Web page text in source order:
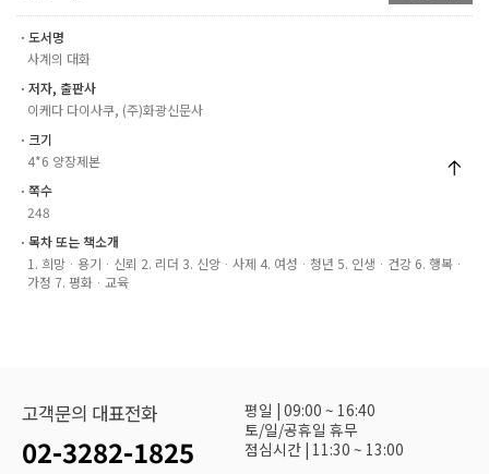
ㆍ도서명
사계의 대화
ㆍ저자, 출판사
이케다 다이사쿠, (주)화광신문사
ㆍ크기
4*6 양장제본
ㆍ쪽수
248
ㆍ목차 또는 책소개
1. 희망ᆞ용기ᆞ신뢰 2. 리더 3. 신앙ᆞ사제 4. 여성ᆞ청년 5. 인생ᆞ건강 6. 행복ᆞ
가정 7. 평화ᆞ교육
고객문의 대표전화
02-3282-1825
평일 | 09:00 ~ 16:40
토/일/공휴일 휴무
점심시간 | 11:30 ~ 13:00